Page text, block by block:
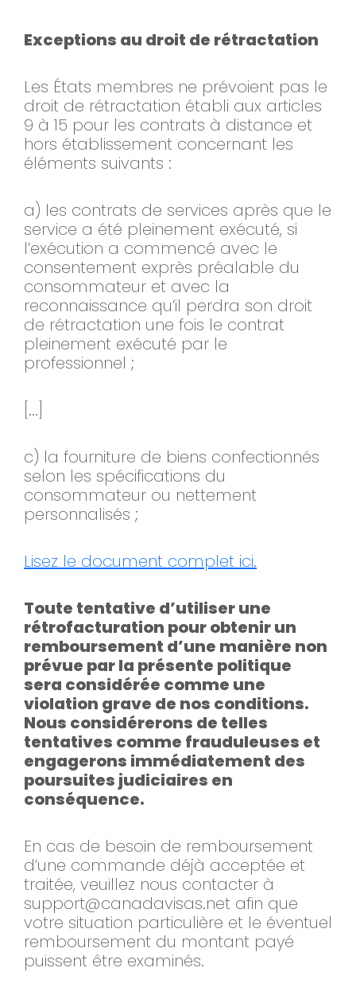
Exceptions au droit de rétractation
Les États membres ne prévoient pas le
droit de rétractation établi aux articles
9 à 15 pour les contrats à distance et
hors établissement concernant les
éléments suivants :
a) les contrats de services après que le
service a été pleinement exécuté, si
l’exécution a commencé avec le
consentement exprès préalable du
consommateur et avec la
reconnaissance qu’il perdra son droit
de rétractation une fois le contrat
pleinement exécuté par le
professionnel ;
[...]
c) la fourniture de biens confectionnés
selon les spécifications du
consommateur ou nettement
personnalisés ;
Lisez le document complet ici.
Toute tentative d’utiliser une
rétrofacturation pour obtenir un
remboursement d’une manière non
prévue par la présente politique
sera considérée comme une
violation grave de nos conditions.
Nous considérerons de telles
tentatives comme frauduleuses et
engagerons immédiatement des
poursuites judiciaires en
conséquence.
En cas de besoin de remboursement
d’une commande déjà acceptée et
traitée, veuillez nous contacter à
support@canadavisas.net afin que
votre situation particulière et le éventuel
remboursement du montant payé
puissent être examinés.